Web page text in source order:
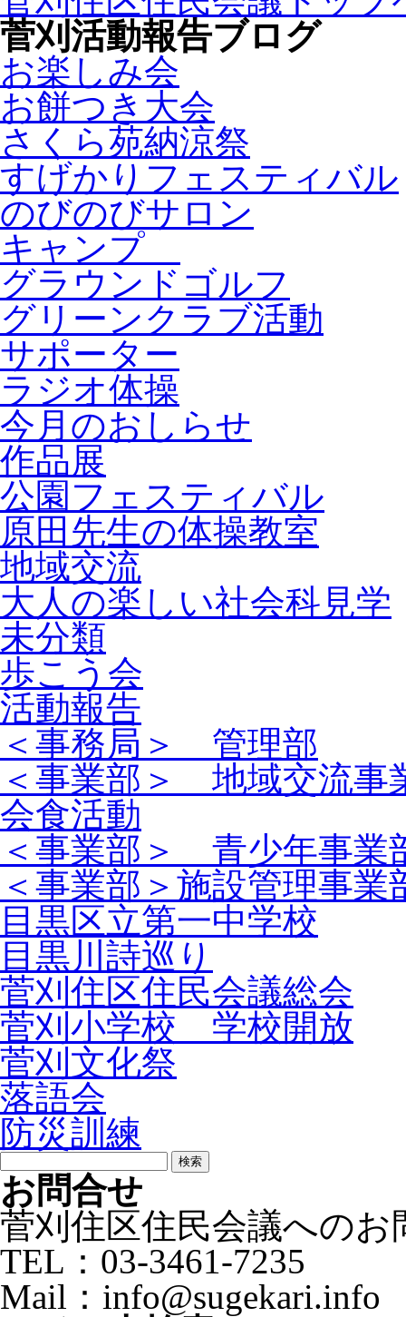
菅刈活動報告ブログ
お楽しみ会
お餅つき大会
さくら苑納涼祭
すげかりフェスティバル
のびのびサロン
キャンプ
グラウンドゴルフ
グリーンクラブ活動
サポーター
ラジオ体操
今月のおしらせ
作品展
公園フェスティバル
原田先生の体操教室
地域交流
大人の楽しい社会科見学
未分類
歩こう会
活動報告
＜事務局＞ 管理部
＜事業部＞ 地域交流事
会食活動
＜事業部＞ 青少年事業
＜事業部＞施設管理事業
目黒区立第一中学校
目黒川詩巡り
菅刈住区住民会議総会
菅刈小学校 学校開放
菅刈文化祭
落語会
防災訓練
検
索:
お問合せ
菅刈住区住民会議への
TEL：03-3461-7235
Mail：info@sugekari.info